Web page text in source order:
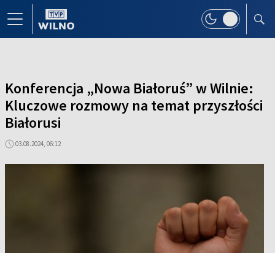
Konferencja „Nowa Białoruś” w Wilnie:
Kluczowe rozmowy na temat przyszłości
Białorusi
03.08.2024, 06:12